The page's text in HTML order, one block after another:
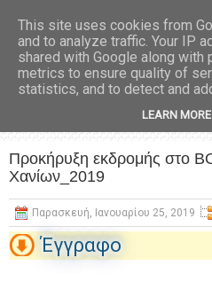
Προκήρυξη εκδρομής στο
Χανίων_2019
Παρασκευή, Ιανουαρίου 25, 2019
Έγγραφο
This site uses cookies from
and to analyze traffic. Your IP
shared with Google along with
metrics to ensure quality of
statistics, and to detect and
LEARN MORE